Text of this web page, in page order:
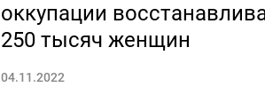
оккупации
250 тысяч женщин
04.11.2022